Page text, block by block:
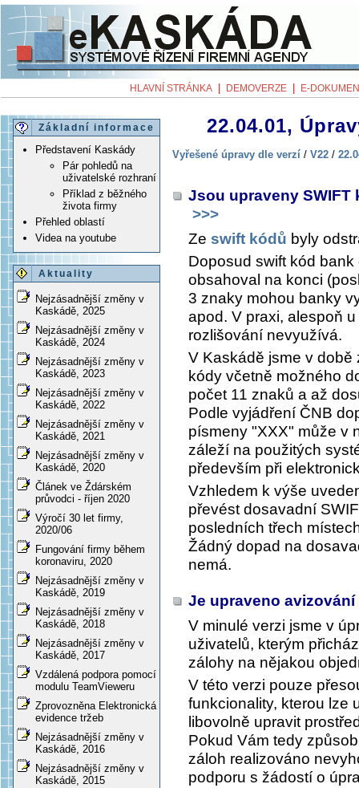
HLAVNÍ STRÁNKA DEMOVERZE E-
Základní informace
Představení Kaskády
Pár pohledů na
uživatelské rozhraní
Příklad z běžného
života firmy
Přehled oblastí
Videa na youtube
Aktuality
Nejzásadnější změny v
Kaskádě, 2025
Nejzásadnější změny v
Kaskádě, 2024
Nejzásadnější změny v
Kaskádě, 2023
Nejzásadnější změny v
Kaskádě, 2022
Nejzásadnější změny v
Kaskádě, 2021
Nejzásadnější změny v
Kaskádě, 2020
Článek ve Ždárském
průvodci - říjen 2020
Výročí 30 let firmy,
2020/06
Fungování firmy během
koronaviru, 2020
Nejzásadnější změny v
Kaskádě, 2019
Nejzásadnější změny v
Kaskádě, 2018
Nejzásadnější změny v
Kaskádě, 2017
Vzdálená podpora pomocí
modulu TeamVieweru
Zprovozněna Elektronická
evidence tržeb
Nejzásadnější změny v
Kaskádě, 2016
Nejzásadnější změny v
Kaskádě, 2015
22.04.01,
Vyřešené úpravy dle verzí / V22 /
Jsou upraveny
>>>
Ze swift kódů byly
Doposud swift kód
obsahoval na konci
3 znaky mohou banky
apod. V praxi, alespoň
rozlišování nevyužívá.
V Kaskádě jsme v
kódy včetně možného
počet 11 znaků a až
Podle vyjádření ČNB
písmeny "XXX" může v
záleží na použitých
především při
Vzhledem k výše
převést dosavadní
posledních třech
Žádný dopad na
nemá.
Je upraveno
V minulé verzi jsme v
uživatelů, kterým
zálohy na nějakou
V této verzi pouze
funkcionality, kterou lze
libovolně upravit
Pokud Vám tedy
záloh realizováno
podporu s žádostí o